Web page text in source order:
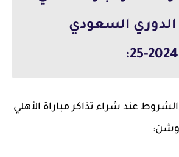
الدوري السعودي
الشروط عند شراء تذاكر مباراة الأهلي